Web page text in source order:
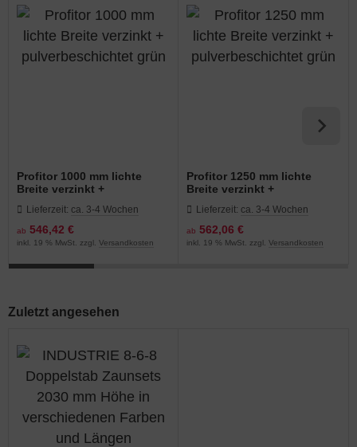
Profitor 1000 mm lichte
Breite verzinkt +
Lieferzeit: ca. 3-4 Wochen
ab 546,42 €
inkl. 19 % MwSt. zzgl. Versandkosten
Profitor 1250 mm lichte
Breite verzinkt +
Lieferzeit: ca. 3-4 Wochen
ab 562,06 €
inkl. 19 % MwSt. zzgl. Versandkosten
Zuletzt angesehen